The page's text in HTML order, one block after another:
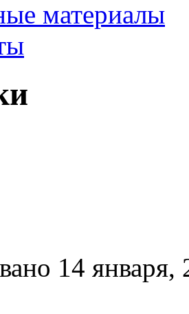
материалы
14 января,